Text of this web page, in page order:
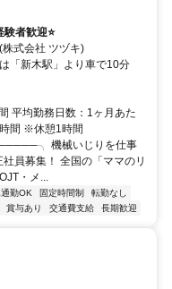
者歓迎⭐
式会社 ツヅキ)
「新木駅」より車で10分
平均勤務日数：1ヶ月あた
間 ※休憩1時間
機械いじりを仕事
員募集！ 全国の「ママのリ
・メ...
勤OK 固定時間制
転勤なし
賞与あり 交通費支給 長期歓迎